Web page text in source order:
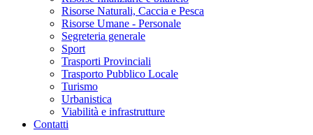
Risorse Naturali, Caccia e Pesca
Risorse Umane - Personale
Segreteria generale
Sport
Trasporti Provinciali
Trasporto Pubblico Locale
Turismo
Urbanistica
Viabilità e infrastrutture
Contatti